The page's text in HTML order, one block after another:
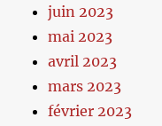
juin 2023
mai 2023
avril 2023
mars 2023
février 2023